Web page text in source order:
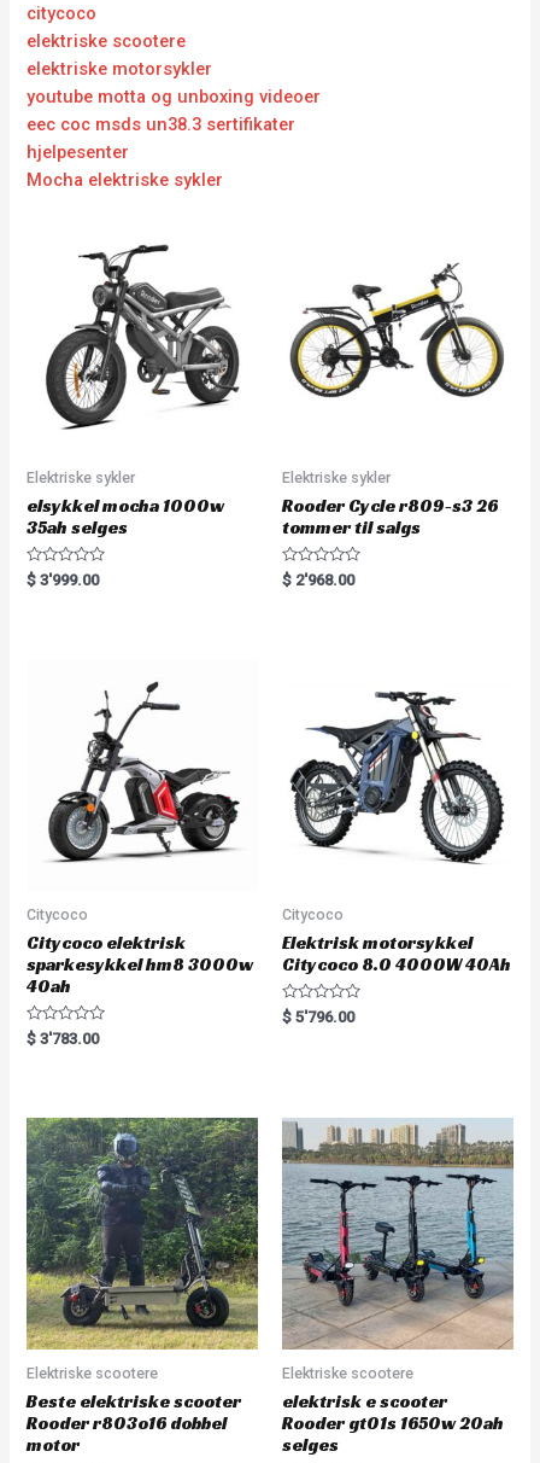
citycoco
elektriske scootere
elektriske motorsykler
youtube motta og unboxing videoer
eec coc msds un38.3 sertifikater
hjelpesenter
Mocha elektriske sykler
Elektriske sykler
elsykkel mocha 1000w
35ah selges
R
a
$ 3'999.00
Elektriske sykler
Rooder Cycle r809-s3 26
tommer til salgs
R
a
$ 2'968.00
Citycoco
Citycoco elektrisk
sparkesykkel hm8 3000w
40ah
R
a
o
u
t
o
f
5
$ 3'783.00
Citycoco
Elektrisk motorsykkel
Citycoco 8.0 4000W 40Ah
R
a
u
o
f
5
$ 5'796.00
Elektriske scootere
Beste elektriske scooter
Rooder r803o16 dobbel
motor
Elektriske scootere
elektrisk e scooter
Rooder gt01s 1650w 20ah
selges